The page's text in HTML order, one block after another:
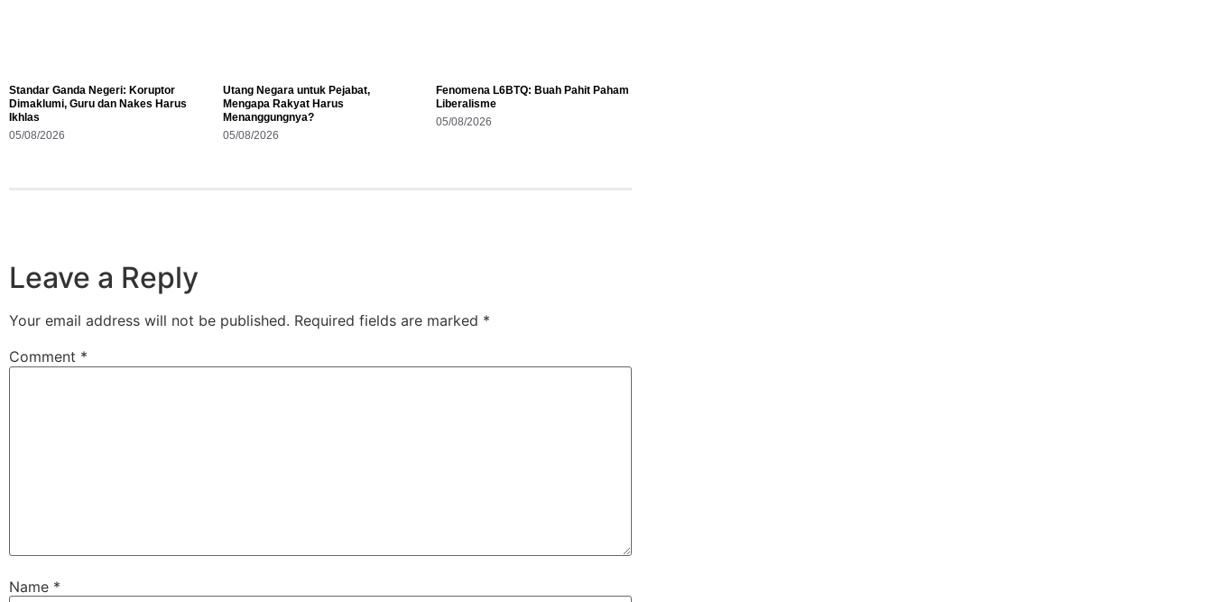
Standar Ganda Negeri: Koruptor
Dimaklumi, Guru dan Nakes Harus
Ikhlas
05/08/2026
Utang Negara untuk Pejabat,
Mengapa Rakyat Harus
Menanggungnya?
05/08/2026
Fenomena L6BTQ: Buah Pahit Paham
Liberalisme
05/08/2026
Leave a Reply
Your email address will not be published. Required fields are marked *
Comment *
Name *